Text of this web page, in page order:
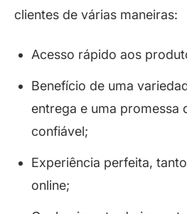
clientes de várias maneiras:
Acesso rápido aos
Benefício de uma
entrega e uma promessa
confiável;
Experiência perfeita,
online;